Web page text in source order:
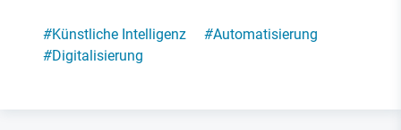
#Künstliche Intelligenz #Automatisierung
#Digitalisierung